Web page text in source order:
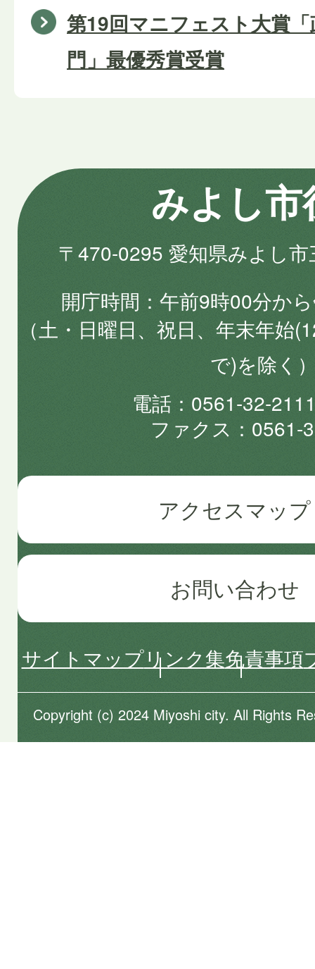
第19回マニフェスト大賞
門」最優秀賞受賞
みよし市
〒470-0295 愛知県みよし
開庁時間
午前9時00分か
（土・日曜日、祝日、年末年始
で)を除く
電話
0561-32-
ファクス
0561-
アクセスマップ
お問い合わせ
サイトマップリンク集免責事項
Copyright (c) 2024 Miyoshi city. All Rights